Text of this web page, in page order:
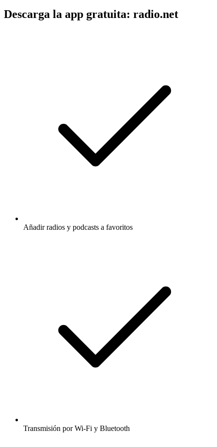
Descarga la app gratuita: radio.net
Añadir radios y podcasts a favoritos
Transmisión por Wi-Fi y Bluetooth